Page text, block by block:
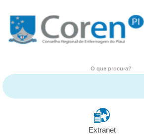
O que procura?
Extranet